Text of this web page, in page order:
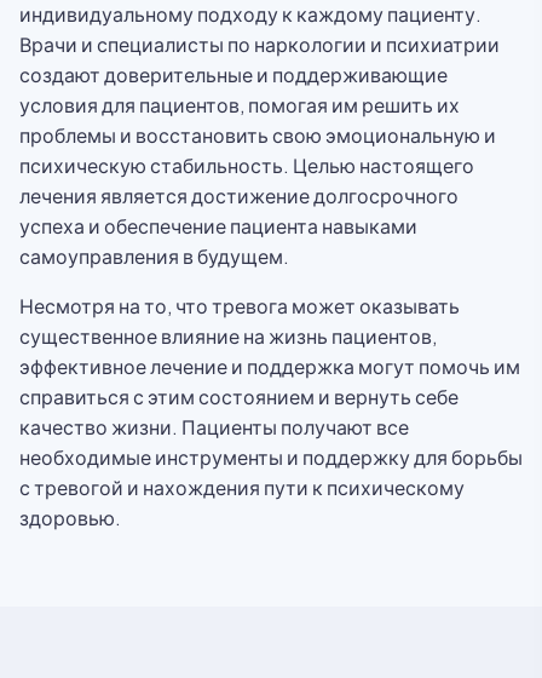
индивидуальному подходу к каждому пациенту.
Врачи и специалисты по наркологии и психиатрии
создают доверительные и поддерживающие
условия для пациентов, помогая им решить их
проблемы и восстановить свою эмоциональную и
психическую стабильность. Целью настоящего
лечения является достижение долгосрочного
успеха и обеспечение пациента навыками
самоуправления в будущем.
Несмотря на то, что тревога может оказывать
существенное влияние на жизнь пациентов,
эффективное лечение и поддержка могут помочь им
справиться с этим состоянием и вернуть себе
качество жизни. Пациенты получают все
необходимые инструменты и поддержку для борьбы
с тревогой и нахождения пути к психическому
здоровью.